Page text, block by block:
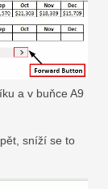
a v buňce A9
sníží se to